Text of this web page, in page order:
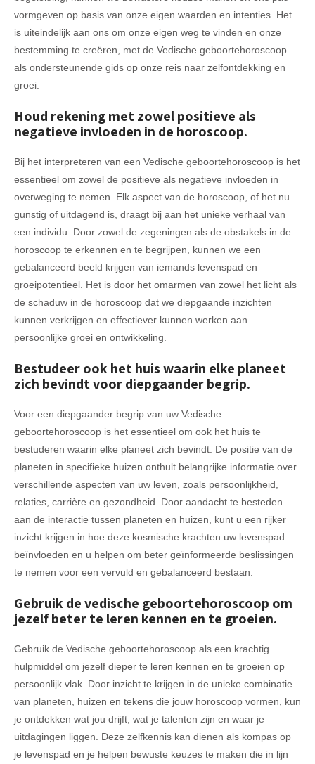
vormgeven op basis van onze eigen waarden en intenties. Het
is uiteindelijk aan ons om onze eigen weg te vinden en onze
bestemming te creëren, met de Vedische geboortehoroscoop
als ondersteunende gids op onze reis naar zelfontdekking en
groei.
Houd rekening met zowel positieve als
negatieve invloeden in de horoscoop.
Bij het interpreteren van een Vedische geboortehoroscoop is het
essentieel om zowel de positieve als negatieve invloeden in
overweging te nemen. Elk aspect van de horoscoop, of het nu
gunstig of uitdagend is, draagt bij aan het unieke verhaal van
een individu. Door zowel de zegeningen als de obstakels in de
horoscoop te erkennen en te begrijpen, kunnen we een
gebalanceerd beeld krijgen van iemands levenspad en
groeipotentieel. Het is door het omarmen van zowel het licht als
de schaduw in de horoscoop dat we diepgaande inzichten
kunnen verkrijgen en effectiever kunnen werken aan
persoonlijke groei en ontwikkeling.
Bestudeer ook het huis waarin elke planeet
zich bevindt voor diepgaander begrip.
Voor een diepgaander begrip van uw Vedische
geboortehoroscoop is het essentieel om ook het huis te
bestuderen waarin elke planeet zich bevindt. De positie van de
planeten in specifieke huizen onthult belangrijke informatie over
verschillende aspecten van uw leven, zoals persoonlijkheid,
relaties, carrière en gezondheid. Door aandacht te besteden
aan de interactie tussen planeten en huizen, kunt u een rijker
inzicht krijgen in hoe deze kosmische krachten uw levenspad
beïnvloeden en u helpen om beter geïnformeerde beslissingen
te nemen voor een vervuld en gebalanceerd bestaan.
Gebruik de vedische geboortehoroscoop om
jezelf beter te leren kennen en te groeien.
Gebruik de Vedische geboortehoroscoop als een krachtig
hulpmiddel om jezelf dieper te leren kennen en te groeien op
persoonlijk vlak. Door inzicht te krijgen in de unieke combinatie
van planeten, huizen en tekens die jouw horoscoop vormen, kun
je ontdekken wat jou drijft, wat je talenten zijn en waar je
uitdagingen liggen. Deze zelfkennis kan dienen als kompas op
je levenspad en je helpen bewuste keuzes te maken die in lijn